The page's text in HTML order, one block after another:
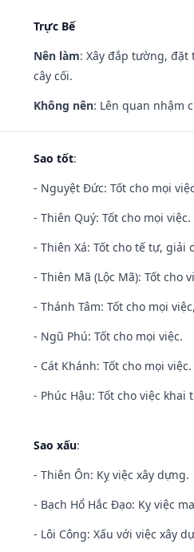
Trực Bế
Nên làm: Xây đắp tường,
cây cối.
Không nên: Lên quan nhậm
Sao tốt:
- Nguyệt Đức: Tốt cho mọi
- Thiên Quý: Tốt cho mọi việc.
- Thiên Xá: Tốt cho tế tự,
- Thiên Mã (Lộc Mã): Tốt cho
- Thánh Tâm: Tốt cho mọi
- Ngũ Phú: Tốt cho mọi việc.
- Cát Khánh: Tốt cho mọi việc.
- Phúc Hậu: Tốt cho việc
Sao xấu:
- Thiên Ôn: Kỵ việc xây dựng.
- Bạch Hổ Hắc Đạo: Kỵ việc
- Lôi Công: Xấu với việc xây